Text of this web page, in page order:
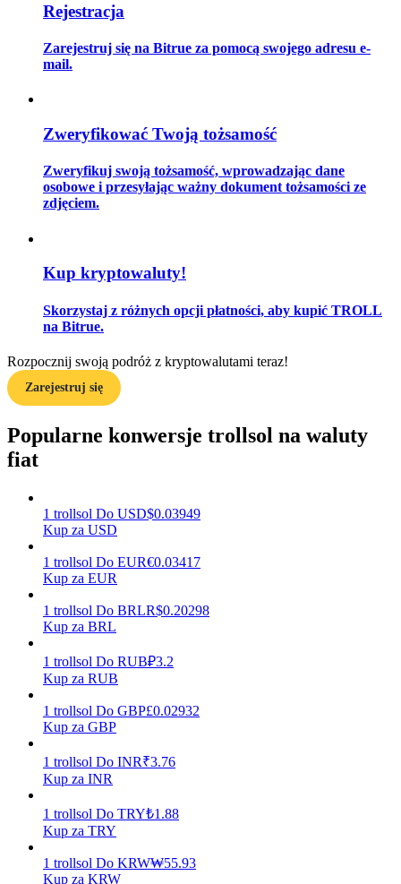
Dowiedz się, jak zachować rentowność
Mocna Świnka
Rejestracja
Zarejestruj się na Bitrue za pomocą swojego adresu e-
mail.
Zweryfikować Twoją tożsamość
Zweryfikuj swoją tożsamość, wprowadzając dane
osobowe i przesyłając ważny dokument tożsamości ze
zdjęciem.
Kup kryptowaluty!
Skorzystaj z różnych opcji płatności, aby kupić TROLL
na Bitrue.
Rozpocznij swoją podróż z kryptowalutami teraz!
Zarejestruj się
Popularne konwersje trollsol na waluty
fiat
1 trollsol Do USD$0.03949
Kup za USD
1 trollsol Do EUR€0.03417
Kup za EUR
1 trollsol Do BRLR$0.20298
Kup za BRL
1 trollsol Do RUB₽3.2
Kup za RUB
1 trollsol Do GBP£0.02932
Kup za GBP
1 trollsol Do INR₹3.76
Kup za INR
1 trollsol Do TRY₺1.88
Kup za TRY
1 trollsol Do KRW₩55.93
Kup za KRW